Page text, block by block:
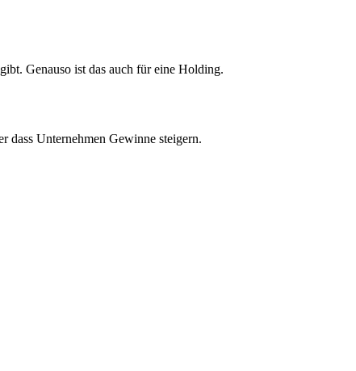
Genauso ist das auch für eine Holding.
dass Unternehmen Gewinne steigern.